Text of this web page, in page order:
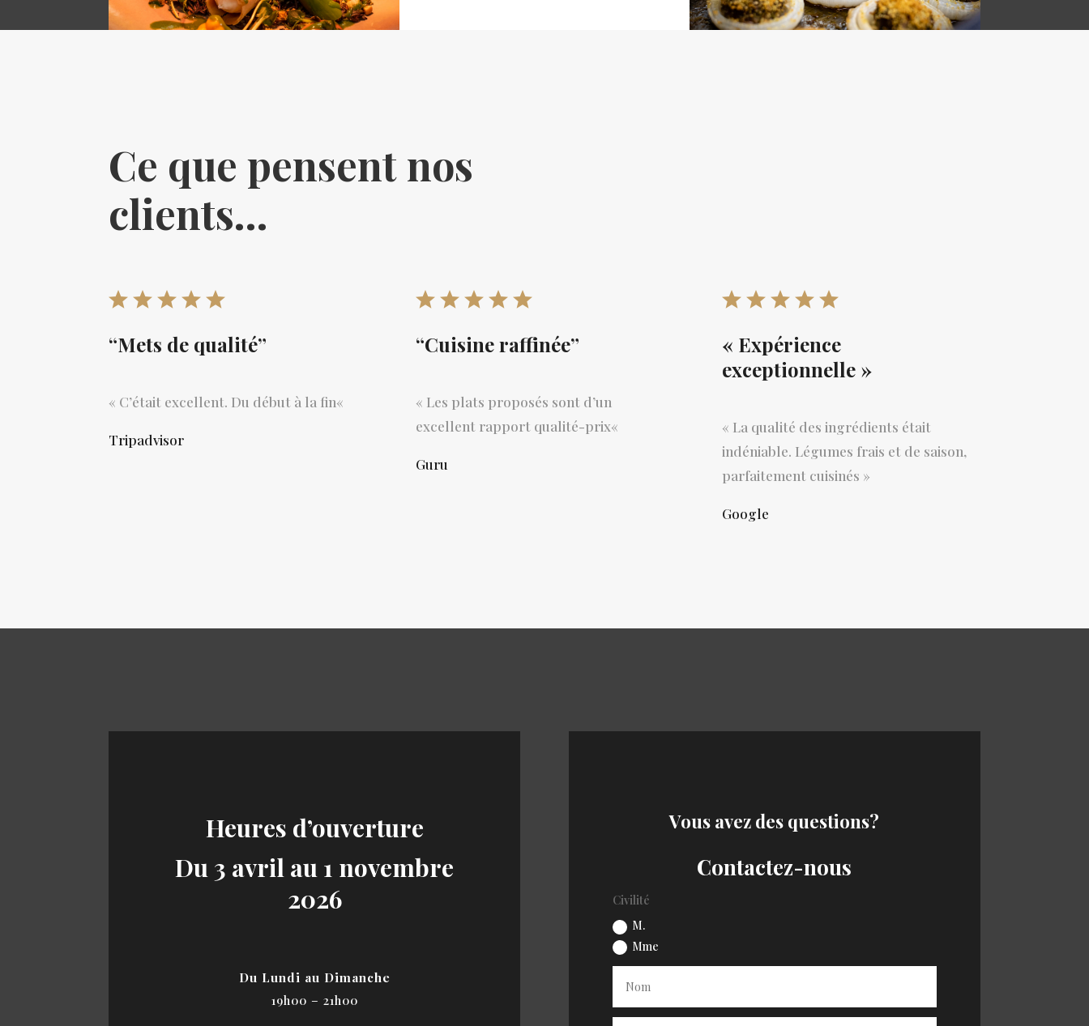
Ce que pensent nos
clients…
“Mets de qualité”
« C’était excellent. Du début à la fin«
Tripadvisor
“Cuisine raffinée”
« Les plats proposés sont d’un
excellent rapport qualité-prix«
Guru
« Expérience
exceptionnelle »
« La qualité des ingrédients était
indéniable. Légumes frais et de saison,
parfaitement cuisinés »
Google
Heures d’ouverture
Du 3 avril au 1 novembre
2026
Du Lundi au Dimanche
19h00 – 21h00
Vous avez des questions?
Contactez-nous
Civilité
M.
Mme